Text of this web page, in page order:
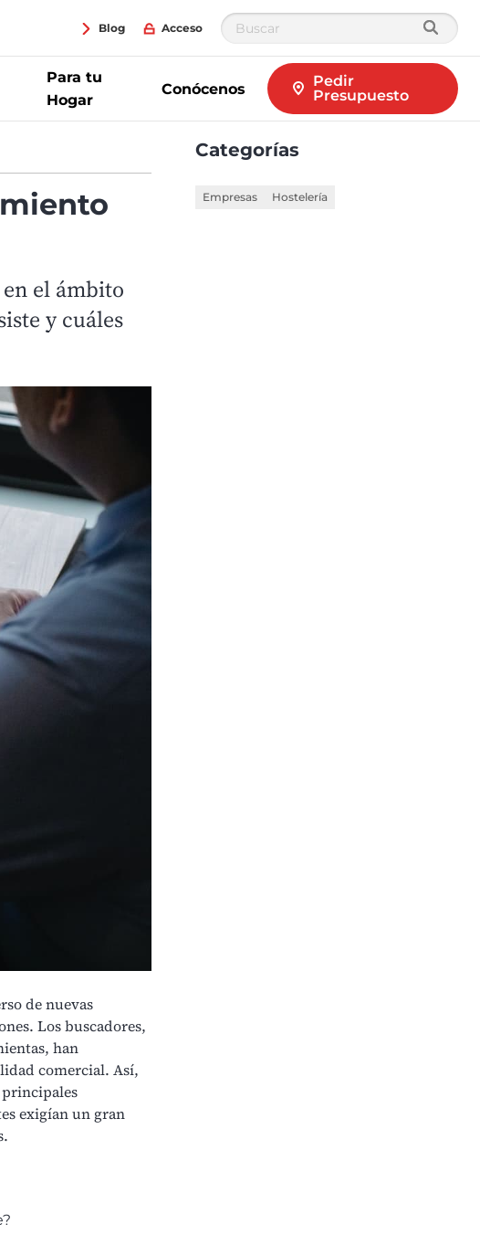
Blog Acceso
Para tu
Hogar
Conócenos
Pedir
Presupuesto
el ámbito
y cuáles
Categorías
Empresas Hostelería
de nuevas
Los buscadores,
han
comercial. Así,
principales
exigían un gran